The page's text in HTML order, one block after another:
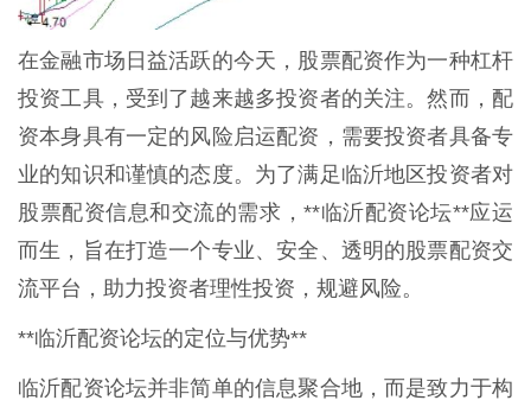
在金融市场日益活跃的今天，股票配资作为一种杠杆
投资工具，受到了越来越多投资者的关注。然而，配
资本身具有一定的风险启运配资，需要投资者具备专
业的知识和谨慎的态度。为了满足临沂地区投资者对
股票配资信息和交流的需求，**临沂配资论坛**应运
而生，旨在打造一个专业、安全、透明的股票配资交
流平台，助力投资者理性投资，规避风险。
**临沂配资论坛的定位与优势**
临沂配资论坛并非简单的信息聚合地，而是致力于构